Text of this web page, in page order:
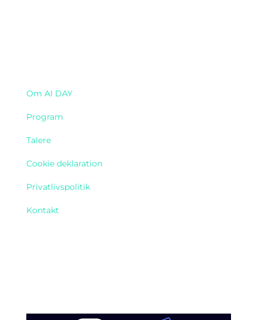
Om AI DAY
Program
Talere
Cookie deklaration
Privatlivspolitik
Kontakt